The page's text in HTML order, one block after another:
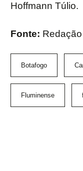
Hoffmann Túlio.
Fonte:
Botafogo
Fluminense